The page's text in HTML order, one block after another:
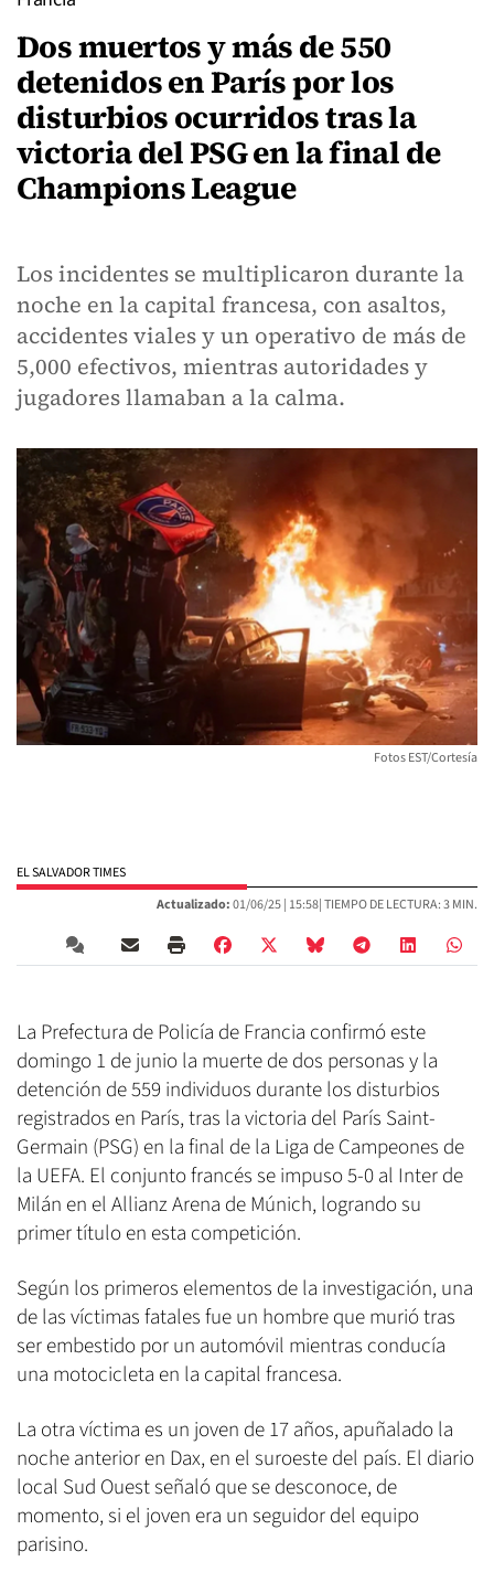
Dos muertos y más de 550
detenidos en París por los
disturbios ocurridos tras la
victoria del PSG en la final de
Champions League
Los incidentes se multiplicaron durante la
noche en la capital francesa, con asaltos,
accidentes viales y un operativo de más de
5,000 efectivos, mientras autoridades y
jugadores llamaban a la calma.
Fotos EST/Cortesía
EL SALVADOR TIMES
Actualizado:01/06/25 | 15:58| TIEMPO DE LECTURA: 3 MIN.
La Prefectura de Policía de Francia confirmó este
domingo 1 de junio la muerte de dos personas y la
detención de 559 individuos durante los disturbios
registrados en París, tras la victoria del París Saint-
Germain (PSG) en la final de la Liga de Campeones de
la UEFA. El conjunto francés se impuso 5-0 al Inter de
Milán en el Allianz Arena de Múnich, logrando su
primer título en esta competición.
Según los primeros elementos de la investigación, una
de las víctimas fatales fue un hombre que murió tras
ser embestido por un automóvil mientras conducía
una motocicleta en la capital francesa.
La otra víctima es un joven de 17 años, apuñalado la
noche anterior en Dax, en el suroeste del país. El diario
local Sud Ouest señaló que se desconoce, de
momento, si el joven era un seguidor del equipo
parisino.